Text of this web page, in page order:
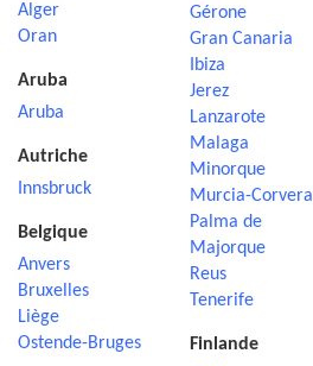
Alger
Oran
Aruba
Aruba
Autriche
Innsbruck
Belgique
Anvers
Bruxelles
Liège
Ostende-Bruges
Gérone
Gran Canaria
Ibiza
Jerez
Lanzarote
Malaga
Minorque
Murcia-Corvera
Palma de
Majorque
Reus
Tenerife
Finlande